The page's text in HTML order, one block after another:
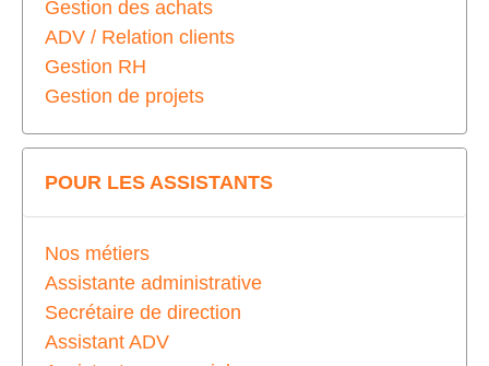
Gestion des achats
ADV / Relation clients
Gestion RH
Gestion de projets
POUR LES ASSISTANTS
Nos métiers
Assistante administrative
Secrétaire de direction
Assistant ADV